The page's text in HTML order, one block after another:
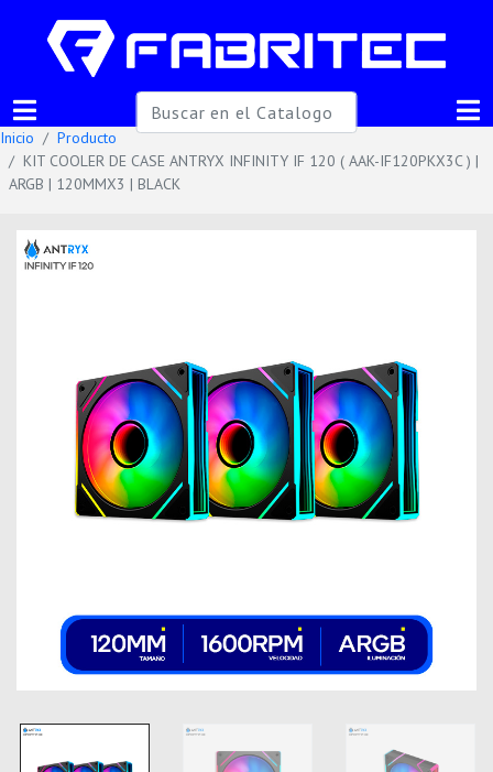
Inicio
Producto
KIT COOLER DE CASE ANTRYX INFINITY IF 120 ( AAK-IF120PKX3C ) |
ARGB | 120MMX3 | BLACK